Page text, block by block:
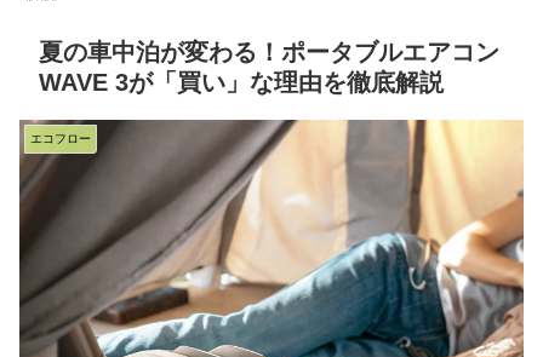
夏の車中泊が変わる！ポータブルエアコン
WAVE 3が「買い」な理由を徹底解説
エコフロー